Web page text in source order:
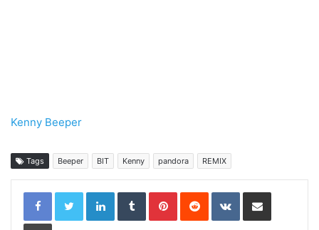
Kenny Beeper
Tags Beeper BIT Kenny pandora REMIX
LinkedInTumblrPinterestReddit VKontakteShare via Email
Print